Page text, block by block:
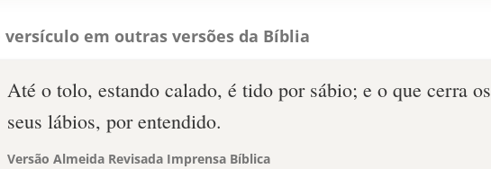
versículo em outras versões da Bíblia
Até o tolo, estando calado, é tido por sábio; e o que cerra os
seus lábios, por entendido.
Versão Almeida Revisada Imprensa Bíblica